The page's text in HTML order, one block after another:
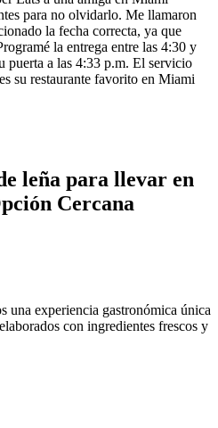
para no olvidarlo. Me llamaron
la fecha correcta, ya que
la entrega entre las 4:30 y
puerta a las 4:33 p.m. El servicio
su restaurante favorito en Miami
leña para llevar en
Cercana
una experiencia gastronómica única
con ingredientes frescos y